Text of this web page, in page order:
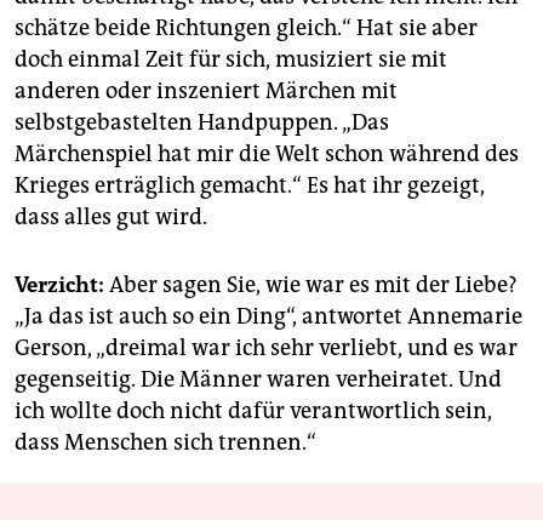
schätze beide Richtungen gleich.“ Hat sie aber
doch einmal Zeit für sich, musiziert sie mit
anderen oder inszeniert Märchen mit
selbstgebastelten Handpuppen. „Das
Märchenspiel hat mir die Welt schon während des
Krieges erträglich gemacht.“ Es hat ihr gezeigt,
dass alles gut wird.
Verzicht: Aber sagen Sie, wie war es mit der Liebe?
„Ja das ist auch so ein Ding“, antwortet Annemarie
Gerson, „dreimal war ich sehr verliebt, und es war
gegenseitig. Die Männer waren verheiratet. Und
ich wollte doch nicht dafür verantwortlich sein,
dass Menschen sich trennen.“